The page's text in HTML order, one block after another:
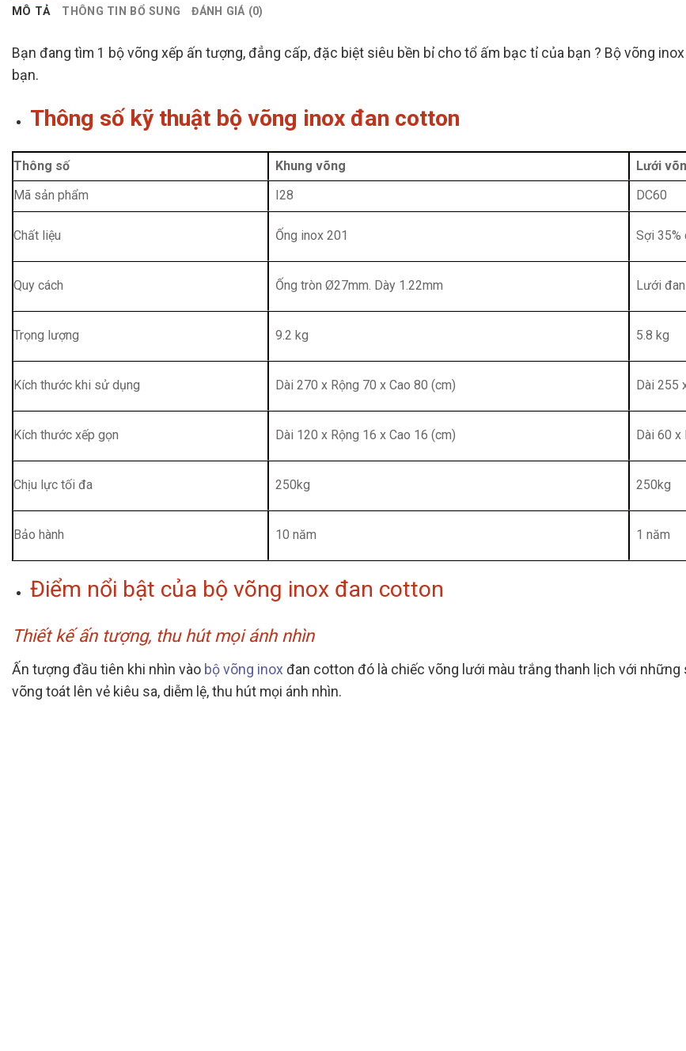
MÔ TẢ THÔNG TIN BỔ SUNG ĐÁNH GIÁ (0)
Bạn đang tìm 1 bộ võng xếp ấn tượng, đẳng cấp, đặc biệt siêu bền bỉ cho tổ ấm bạc tỉ của bạn ? Bộ võng
bạn.
Thông số kỹ thuật bộ võng inox đan cotton
Thông số Khung võng
Lưới
Mã sản phẩm
I28 DC60
Chất liệu Ống inox 201 Sợi 35%
Quy cách Ống tròn Ø27mm. Dày 1.22mm Lưới
Trọng lượng 9.2 kg 5.8 kg
Kích thước khi sử dụng Dài 270 x Rộng 70 x Cao 80 (cm) Dài 255
Kích thước xếp gọn Dài 120 x Rộng 16 x Cao 16 (cm) Dài 60 x
Chịu lực tối đa 250kg 250kg
Bảo hành 10 năm 1 năm
Điểm nổi bật của bộ võng inox đan cotton
Thiết kế ấn tượng, thu hút mọi ánh nhìn
Ấn tượng đầu tiên khi nhìn vào bộ võng inox đan cotton đó là chiếc võng lưới màu trắng thanh lịch với
võng toát lên vẻ kiêu sa, diễm lệ, thu hút mọi ánh nhìn.